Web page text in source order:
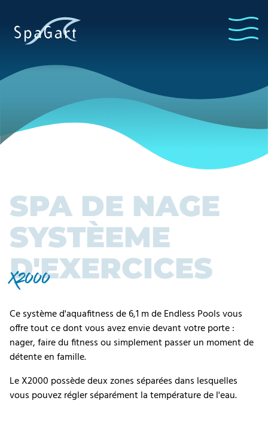
SPA DE NAGE
SYSTÈEME
D'EXERCICES
X2000
Ce système d'aquafitness de 6,1 m de Endless Pools vous
offre tout ce dont vous avez envie devant votre porte :
nager, faire du fitness ou simplement passer un moment de
détente en famille.
Le X2000 possède deux zones séparées dans lesquelles
vous pouvez régler séparément la température de l'eau.